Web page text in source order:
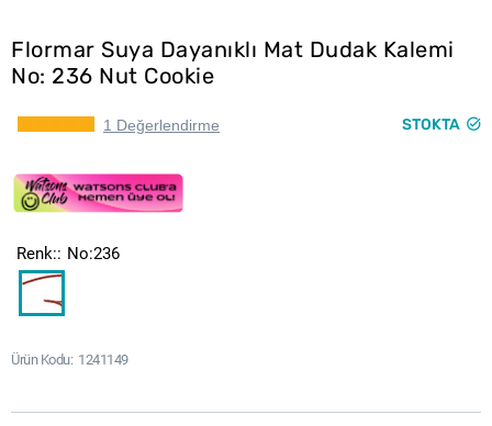
Flormar Suya Dayanıklı Mat Dudak Kalemi
No: 236 Nut Cookie
1 Değerlendirme STOKTA
Ürün Kodu 1241149
Renk: No:236